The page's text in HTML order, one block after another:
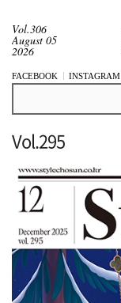
Vol.306
August 05
2026
FACEBOOK INSTAGRAM
Vol.295